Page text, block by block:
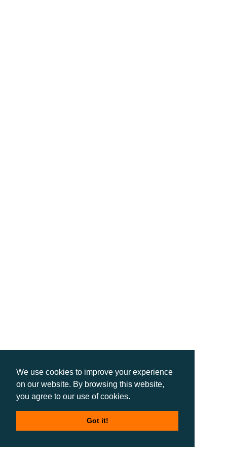
We use cookies to improve your experience
on our website. By browsing this website,
you agree to our use of cookies.
Got it!